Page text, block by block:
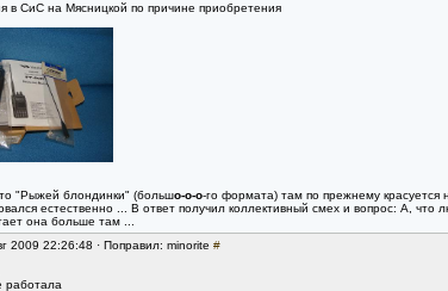
в СиС на Мясницкой по причине приобретения
"Рыжей блондинки" (большо-о-о-го формата) там по прежнему красуется
естественно ... В ответ получил коллективный смех и вопрос: А, что
она больше там ...
2009 22:26:48 · Поправил: minorite #
работала